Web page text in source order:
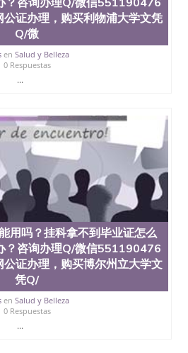
证办理，购买利物浦大学文凭
Q/微
en Salud y Belleza
0 Respuestas
...
用吗？挂科拿不到毕业证怎么
？咨询办理Q/微信551190476
证办理，购买博尔州立大学文
凭Q/
en Salud y Belleza
0 Respuestas
...